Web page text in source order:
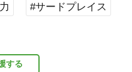
#サードプレイス
する